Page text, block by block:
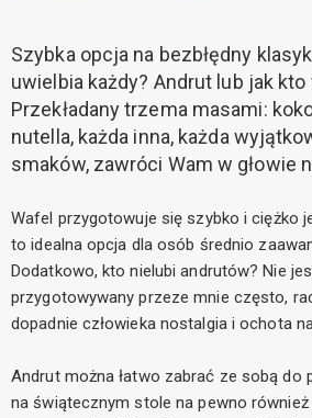
Szybka opcja na bezbłędny
uwielbia każdy? Andrut lub jak kto
Przekładany trzema masami:
nutella, każda inna, każda
smaków, zawróci Wam w głowie
Wafel przygotowuje się szybko i ciężko
to idealna opcja dla osób średnio
Dodatkowo, kto nielubi andrutów? Nie
przygotowywany przeze mnie często,
dopadnie człowieka nostalgia i ochota
Andrut można łatwo zabrać ze sobą do
na świątecznym stole na pewno